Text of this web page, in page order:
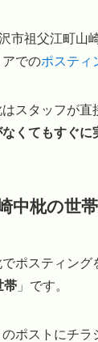
市祖父江町山
でのポスティ
スタッフが
くてもすぐに
中枇の世
ポスティン
帯 」です。
ポストにチ